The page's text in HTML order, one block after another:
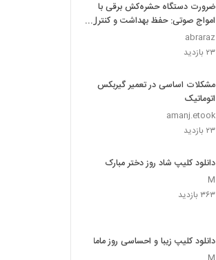
ضرورت دستگاه حشره‌کش برقی با
امواج صوتی: حفظ بهداشت و کنترل
حشرات
abraraz
۲۳ بازدید
مشکلات اساسی در تعمیر گیربکس
اتوماتیک
amanj.etook
۲۳ بازدید
دانلود کلیپ شاد روز دختر مبارک
M
۳۶۳ بازدید
دانلود کلیپ زیبا و احساسی روز ماما